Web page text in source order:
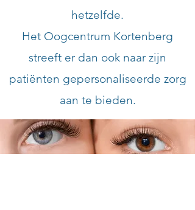
hetzelfde.
Het Oogcentrum Kortenberg
streeft er dan ook naar zijn
patiënten gepersonaliseerde zorg
aan te bieden.